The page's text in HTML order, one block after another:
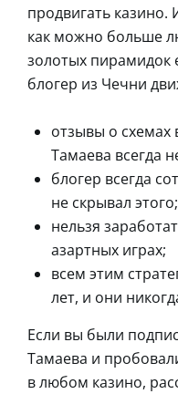
продвигать казино.
как можно больше
золотых пирамидок
блогер из Чечни
отзывы о схемах
Тамаева всегда
блогер всегда
не скрывал этого;
нельзя
азартных играх;
всем этим
лет, и они
Если вы были
Тамаева и
в любом казино,